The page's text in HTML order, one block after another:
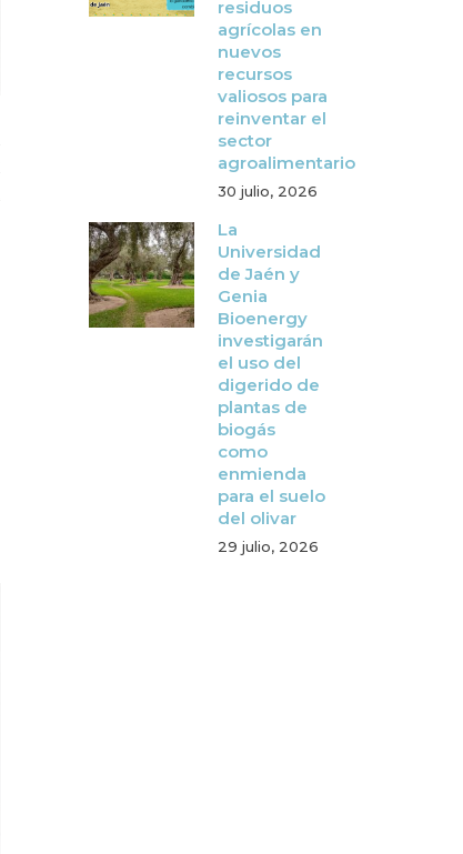
residuos
agrícolas en
nuevos
recursos
valiosos para
reinventar el
sector
agroalimentario
30 julio, 2026
La
Universidad
de Jaén y
Genia
Bioenergy
investigarán
el uso del
digerido de
plantas de
biogás
como
enmienda
para el suelo
del olivar
29 julio, 2026